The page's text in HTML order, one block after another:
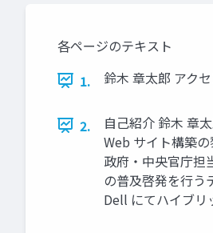
各ページのテキスト
1.
鈴木 章太郎 アク
2.
自己紹介 鈴木 章
Web サイト構築
政府・中央官庁担
の普及啓発を行う
Dell にてハイブ